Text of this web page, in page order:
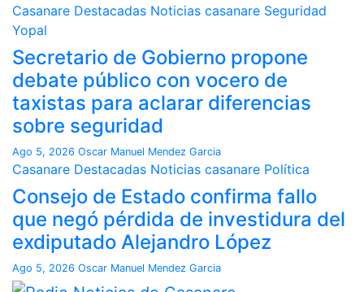
Casanare Destacadas Noticias casanare Seguridad
Yopal
Secretario de Gobierno propone
debate público con vocero de
taxistas para aclarar diferencias
sobre seguridad
Ago 5, 2026 Oscar Manuel Mendez Garcia
Casanare Destacadas Noticias casanare Política
Consejo de Estado confirma fallo
que negó pérdida de investidura del
exdiputado Alejandro López
Ago 5, 2026 Oscar Manuel Mendez Garcia